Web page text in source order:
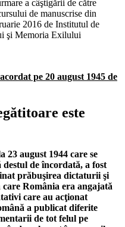
a câştigării de către
de manuscrise din
2016 de Institutul de
şi Memoria Exilului
pe 20 august 1945 de
este
23 august 1944 care se
de încordată, a fost
prăbuşirea dictaturii şi
România era angajată
care au acţionat
a publicat diferite
de tot felul pe